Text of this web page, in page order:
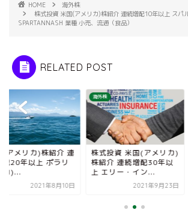
HOME
海外株
株式投資 米国(アメリカ)株紹介 連続増配10年以上 スパ
SPARTANNASH 業種 小売、流通（食品）
RELATED POST
(アメリカ)株紹介 連
配20年以上 ポラリ
2021年8月10日
海外株
株式投資 米国(アメリカ)
株紹介 連続増配30年以
上 エリー・イン...
2021年9月23日